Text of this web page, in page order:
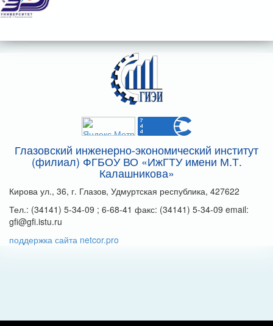
Глазовский инженерно-экономический институт
(филиал) ФГБОУ ВО «ИжГТУ имени М.Т.
Калашникова»
Кирова ул., 36, г. Глазов, Удмуртская республика, 427622
Тел.: (34141) 5-34-09 ; 6-68-41 факс: (34141) 5-34-09 email:
gfi@gfi.istu.ru
поддержка сайта netcor.pro